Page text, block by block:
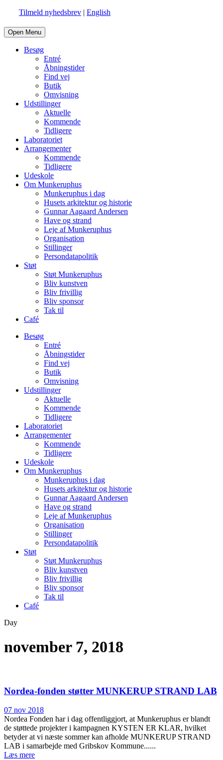
Tilmeld nyhedsbrev | English
Open Menu
Besøg
Entré
Åbningstider
Find vej
Butik
Omvisning
Udstillinger
Aktuelle
Kommende
Tidligere
Laboratoriet
Arrangementer
Kommende
Tidligere
Udeskole
Om Munkeruphus
Munkeruphus i dag
Husets arkitektur og historie
Gunnar Aagaard Andersen
Have og strand
Leje af Munkeruphus
Organisation
Stillinger
Persondatapolitik
Støt
Støt Munkeruphus
Bliv kunstven
Bliv frivillig
Bliv sponsor
Tak til
Café
Besøg
Entré
Åbningstider
Find vej
Butik
Omvisning
Udstillinger
Aktuelle
Kommende
Tidligere
Laboratoriet
Arrangementer
Kommende
Tidligere
Udeskole
Om Munkeruphus
Munkeruphus i dag
Husets arkitektur og historie
Gunnar Aagaard Andersen
Have og strand
Leje af Munkeruphus
Organisation
Stillinger
Persondatapolitik
Støt
Støt Munkeruphus
Bliv kunstven
Bliv frivillig
Bliv sponsor
Tak til
Café
Day
november 7, 2018
Nordea-fonden støtter MUNKERUP STRAND LAB
07 nov 2018
Nordea Fonden har i dag offentliggjort, at Munkeruphus er blandt
de støttede projekter i kampagnen KYSTEN ER KLAR, hvilket
betyder at vi næste sommer kan afholde MUNKERUP STRAND
LAB i samarbejde med Gribskov Kommune......
Læs mere